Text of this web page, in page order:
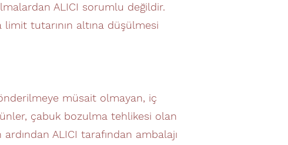
ALICI sorumlu değildir.
limit tutarının altına düşülmesi
müsait olmayan, iç
çabuk bozulma tehlikesi olan
ALICI tarafından ambalajı